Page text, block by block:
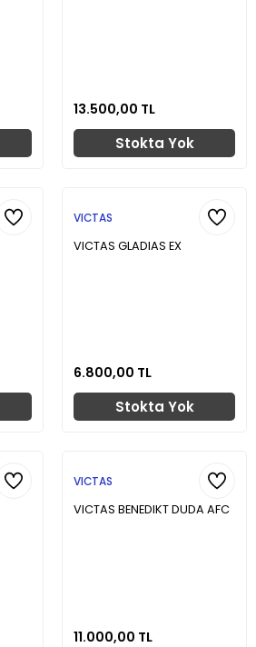
13.500,00 TL
Stokta Yok
VICTAS
VICTAS GLADIAS EX
6.800,00 TL
Stokta Yok
VICTAS
VICTAS BENEDIKT DUDA AFC
11.000,00 TL